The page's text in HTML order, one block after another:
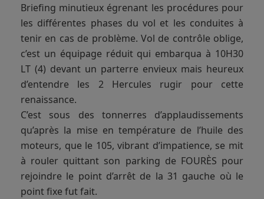
Briefing minutieux égrenant les procédures pour
les différentes phases du vol et les conduites à
tenir en cas de problème. Vol de contrôle oblige,
c’est un équipage réduit qui embarqua à 10H30
LT (4) devant un parterre envieux mais heureux
d’entendre les 2 Hercules rugir pour cette
renaissance.
C’est sous des tonnerres d’applaudissements
qu’après la mise en température de l’huile des
moteurs, que le 105, vibrant d’impatience, se mit
à rouler quittant son parking de FOURÈS pour
rejoindre le point d’arrêt de la 31 gauche où le
point fixe fut fait.